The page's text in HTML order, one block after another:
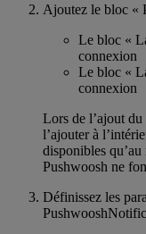
Ajoutez le bloc «
Le bloc «
connexion
Le bloc «
connexion
Lors de l’ajout
l’ajouter à
disponibles
Pushwoosh ne
Définissez les